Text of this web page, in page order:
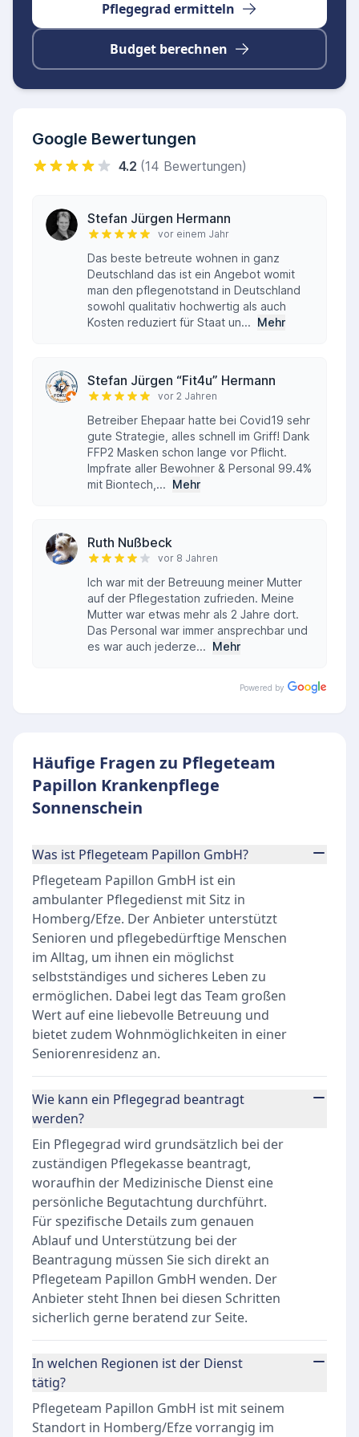
Pflegegrad ermitteln
Budget berechnen
Google Bewertungen
4.2 (14 Bewertungen)
Stefan Jürgen Hermann
vor einem Jahr
Das beste betreute wohnen in ganz
Deutschland das ist ein Angebot womit
man den pflegenotstand in Deutschland
sowohl qualitativ hochwertig als auch
Kosten reduziert für Staat un... Mehr
Stefan Jürgen “Fit4u” Hermann
vor 2 Jahren
Betreiber Ehepaar hatte bei Covid19 sehr
gute Strategie, alles schnell im Griff! Dank
FFP2 Masken schon lange vor Pflicht.
Impfrate aller Bewohner & Personal 99.4%
mit Biontech,... Mehr
Ruth Nußbeck
vor 8 Jahren
Ich war mit der Betreuung meiner Mutter
auf der Pflegestation zufrieden. Meine
Mutter war etwas mehr als 2 Jahre dort.
Das Personal war immer ansprechbar und
es war auch jederze... Mehr
Powered by
Häufige Fragen zu Pflegeteam
Papillon Krankenpflege
Sonnenschein
Was ist Pflegeteam Papillon GmbH?
Pflegeteam Papillon GmbH ist ein
ambulanter Pflegedienst mit Sitz in
Homberg/Efze. Der Anbieter unterstützt
Senioren und pflegebedürftige Menschen
im Alltag, um ihnen ein möglichst
selbstständiges und sicheres Leben zu
ermöglichen. Dabei legt das Team großen
Wert auf eine liebevolle Betreuung und
bietet zudem Wohnmöglichkeiten in einer
Seniorenresidenz an.
Wie kann ein Pflegegrad beantragt
werden?
Ein Pflegegrad wird grundsätzlich bei der
zuständigen Pflegekasse beantragt,
woraufhin der Medizinische Dienst eine
persönliche Begutachtung durchführt.
Für spezifische Details zum genauen
Ablauf und Unterstützung bei der
Beantragung müssen Sie sich direkt an
Pflegeteam Papillon GmbH wenden. Der
Anbieter steht Ihnen bei diesen Schritten
sicherlich gerne beratend zur Seite.
In welchen Regionen ist der Dienst
tätig?
Pflegeteam Papillon GmbH ist mit seinem
Standort in Homberg/Efze vorrangig im